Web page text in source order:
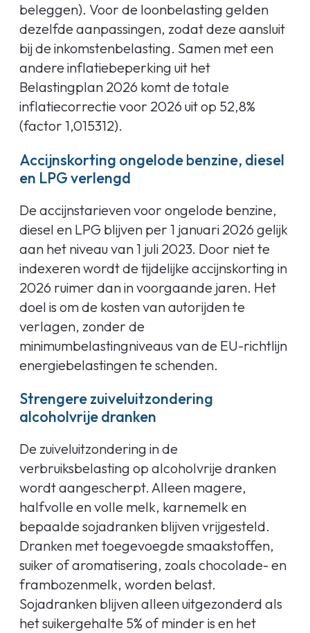
beleggen). Voor de loonbelasting gelden
dezelfde aanpassingen, zodat deze aansluit
bij de inkomstenbelasting. Samen met een
andere inflatiebeperking uit het
Belastingplan 2026 komt de totale
inflatiecorrectie voor 2026 uit op 52,8%
(factor 1,015312).
Accijnskorting ongelode benzine, diesel
en LPG verlengd
De accijnstarieven voor ongelode benzine,
diesel en LPG blijven per 1 januari 2026 gelijk
aan het niveau van 1 juli 2023. Door niet te
indexeren wordt de tijdelijke accijnskorting in
2026 ruimer dan in voorgaande jaren. Het
doel is om de kosten van autorijden te
verlagen, zonder de
minimumbelastingniveaus van de EU-richtlijn
energiebelastingen te schenden.
Strengere zuiveluitzondering
alcoholvrije dranken
De zuiveluitzondering in de
verbruiksbelasting op alcoholvrije dranken
wordt aangescherpt. Alleen magere,
halfvolle en volle melk, karnemelk en
bepaalde sojadranken blijven vrijgesteld.
Dranken met toegevoegde smaakstoffen,
suiker of aromatisering, zoals chocolade- en
frambozenmelk, worden belast.
Sojadranken blijven alleen uitgezonderd als
het suikergehalte 5% of minder is en het